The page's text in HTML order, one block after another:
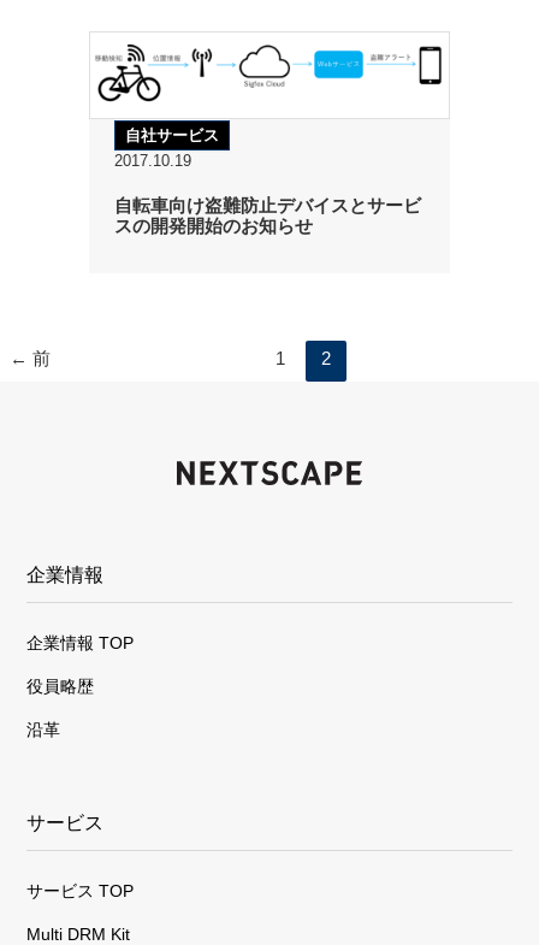
自社サービス
2017.10.19
自転車向け盗難防止デバイスとサービ
スの開発開始のお知らせ
← 前 1 2
企業情報
企業情報 TOP
役員略歴
沿革
サービス
サービス TOP
Multi DRM Kit